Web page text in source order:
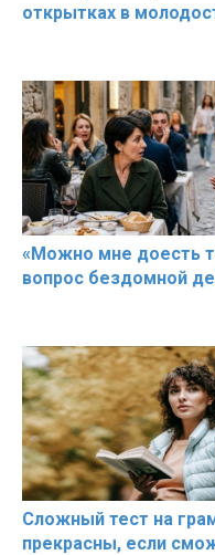
открытках в
«Можно мне доесть
вопрос бездомной
Сложный тест на
прекрасны, если